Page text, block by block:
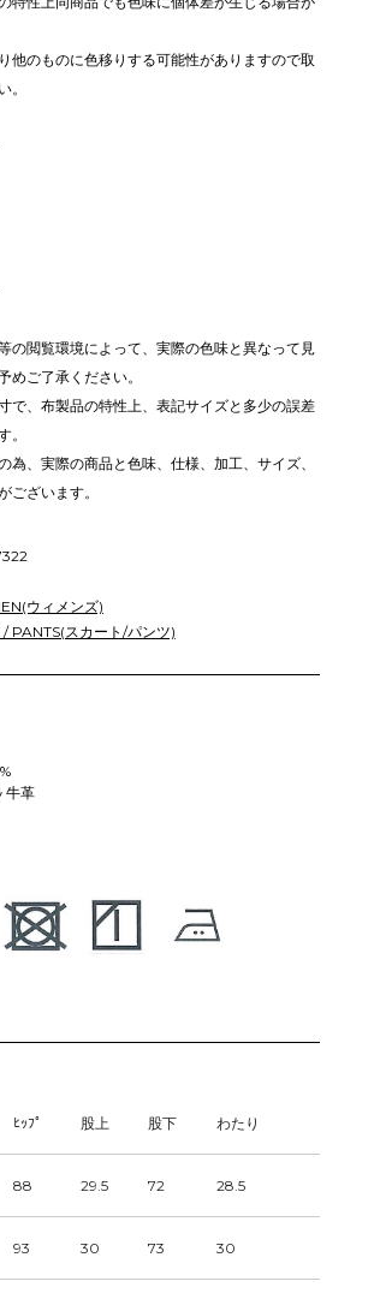
他のものに色移りする可能性がありますので取
。
の閲覧環境によって、実際の色味と異なって見
めご了承ください。
で、布製品の特性上、表記サイズと多少の誤差
。
、実際の商品と色味、仕様、加工、サイズ、
ございます。
ウィメンズ)
/ PANTS(スカート/パンツ)
牛革
ﾋｯﾌﾟ 股上 股下 わたり
88 29.5 72 28.5
93 30 73 30